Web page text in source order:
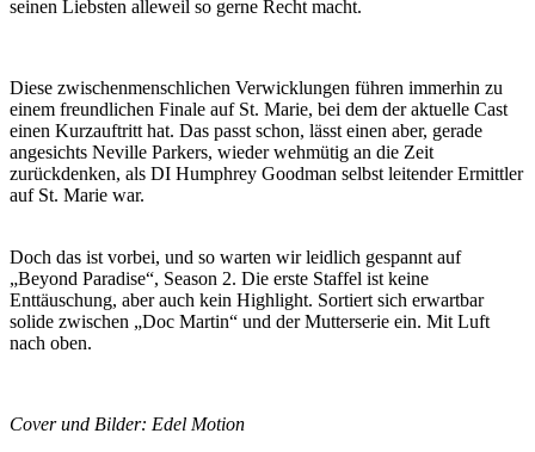
seinen Liebsten alleweil so gerne Recht macht.
Diese zwischenmenschlichen Verwicklungen führen immerhin zu
einem freundlichen Finale auf St. Marie, bei dem der aktuelle Cast
einen Kurzauftritt hat. Das passt schon, lässt einen aber, gerade
angesichts Neville Parkers, wieder wehmütig an die Zeit
zurückdenken, als DI Humphrey Goodman selbst leitender Ermittler
auf St. Marie war.
Doch das ist vorbei, und so warten wir leidlich gespannt auf
„Beyond Paradise“, Season 2. Die erste Staffel ist keine
Enttäuschung, aber auch kein Highlight. Sortiert sich erwartbar
solide zwischen „Doc Martin“ und der Mutterserie ein. Mit Luft
nach oben.
Cover und Bilder: Edel Motion